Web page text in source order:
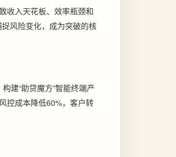
收入天花板、效率瓶颈和
风险变化，成为突破的核
建“助贷魔方”智能终端产
控成本降低60%，客户转